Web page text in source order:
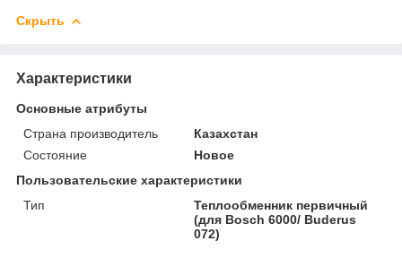
Скрыть
Характеристики
Основные атрибуты
Страна производитель
Казахстан
Состояние
Новое
Пользовательские характеристики
Тип
Теплообменник первичный
(для Bosch 6000/ Buderus
072)